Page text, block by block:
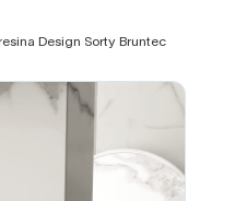
Design Sorty Bruntec